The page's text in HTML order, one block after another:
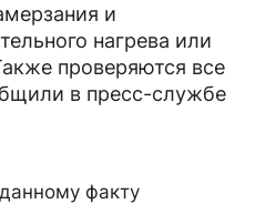
и
нагрева или
проверяются все
в пресс-службе
факту